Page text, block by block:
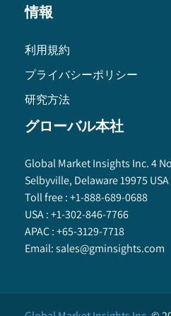
情報
利用規約
プライバシーポリシー
研究方法
グローバル本社
Global Market Insights Inc. 4
Selbyville, Delaware 19975 USA
Toll free :+1-888-689-0688
USA :+1-302-846-7766
APAC :+65-3129-7718
Email:sales@gminsights.com